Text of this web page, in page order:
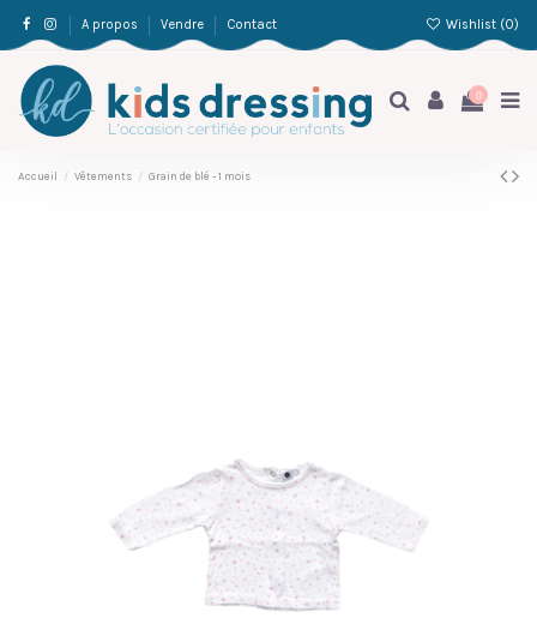
A propos Vendre Contact Wishlist (0)
0
Accueil Vêtements Grain de blé - 1 mois